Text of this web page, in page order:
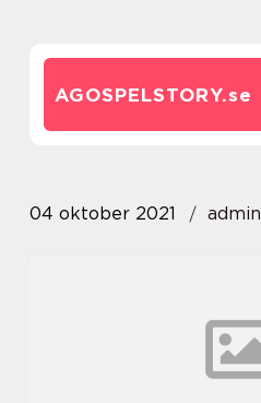
AGOSPELSTORY.se
04 oktober 2021 admin